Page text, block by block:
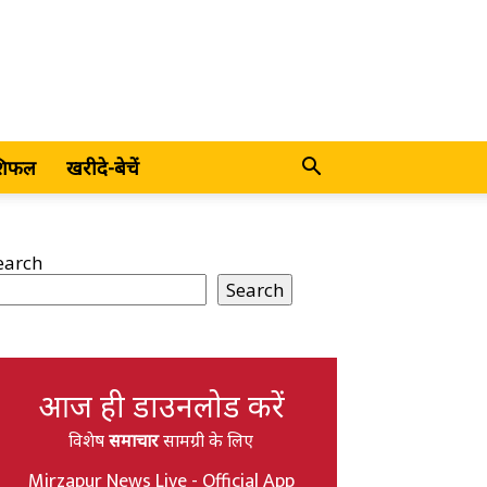
खरीदे-बेचें
Search
आज ही डाउनलोड करें
विशेषसमाचारसामग्री के लिए